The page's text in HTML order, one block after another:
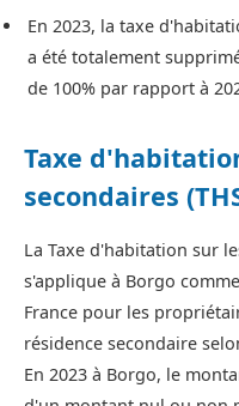
En 2023, la taxe
a été totalement
de 100% par rapport à
Taxe
secondaires
La Taxe d'habitation sur
s'applique à Borgo
France pour les
résidence secondaire
En 2023 à Borgo, le